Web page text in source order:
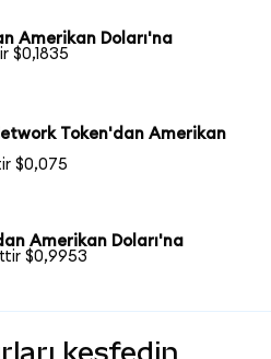
Amerikan Doları'na
$0,1835
Token'dan Amerikan
$0,075
Amerikan Doları'na
$0,9953